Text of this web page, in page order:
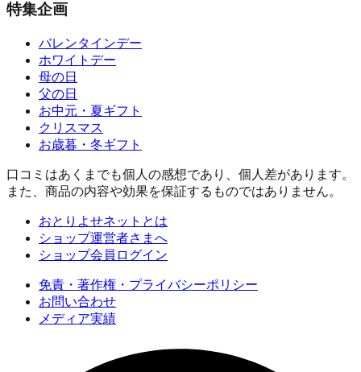
特集企画
バレンタインデー
ホワイトデー
母の日
父の日
お中元・夏ギフト
クリスマス
お歳暮・冬ギフト
口コミはあくまでも個人の感想であり、個人差があります。
また、商品の内容や効果を保証するものではありません。
おとりよせネットとは
ショップ運営者さまへ
ショップ会員ログイン
免責・著作権・プライバシーポリシー
お問い合わせ
メディア実績